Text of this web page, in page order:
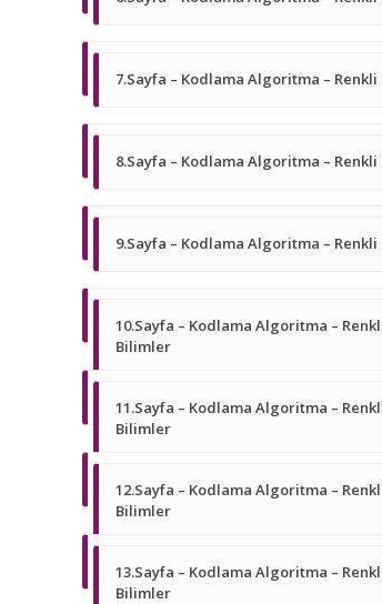
7.Sayfa – Kodlama Algoritma –
8.Sayfa – Kodlama Algoritma –
9.Sayfa – Kodlama Algoritma –
10.Sayfa – Kodlama Algoritma –
Bilimler
11.Sayfa – Kodlama Algoritma –
Bilimler
12.Sayfa – Kodlama Algoritma –
Bilimler
13.Sayfa – Kodlama Algoritma –
Bilimler